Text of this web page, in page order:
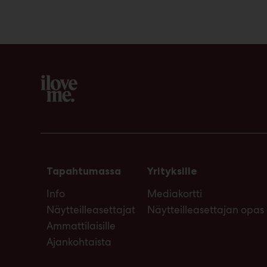
Tapahtumassa
Info
Näytteilleasettajat
Ammattilaisille
Ajankohtaista
Yrityksille
Mediakortti
Näytteilleasettajan opas